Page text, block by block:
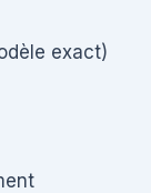
exact)